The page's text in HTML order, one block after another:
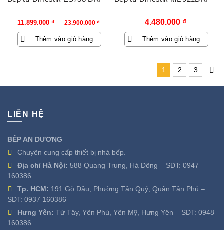
23.900.000₫
Giá
gốc
là:
11.899.000 ₫
Giá
hiện
tại
Thêm vào giỏ hàng
4.480.000 ₫
Thêm vào giỏ hàng
1 2 3
LIÊN HỆ
BẾP AN DƯƠNG
Chuyên cung cấp thiết bị nhà bếp.
Địa chỉ Hà Nội: 588 Quang Trung, Hà Đông – SĐT: 0947
160386
Tp. HCM: 191 Gò Dầu, Phường Tân Quý, Quận Tân Phú –
SĐT: 0937 160386
Hưng Yên: Từ Tây, Yên Phú, Yên Mỹ, Hưng Yên – SĐT: 0948
160386